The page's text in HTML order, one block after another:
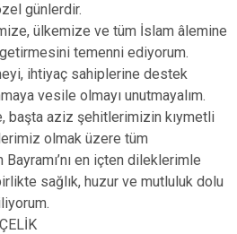
günlerdir.
ülkemize ve tüm İslam âlemine
temenni ediyorum.
ihtiyaç sahiplerine destek
vesile olmayı unutmayalım.
başta aziz şehitlerimizin kıymetli
olmak üzere tüm
en içten dileklerimle
sağlık, huzur ve mutluluk dolu